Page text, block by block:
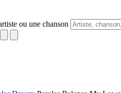
ou une chanson